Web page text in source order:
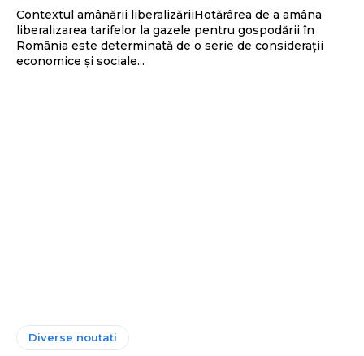
Contextul amânării liberalizăriiHotărârea de a amâna
liberalizarea tarifelor la gazele pentru gospodării în
România este determinată de o serie de considerații
economice și sociale...
Diverse noutati